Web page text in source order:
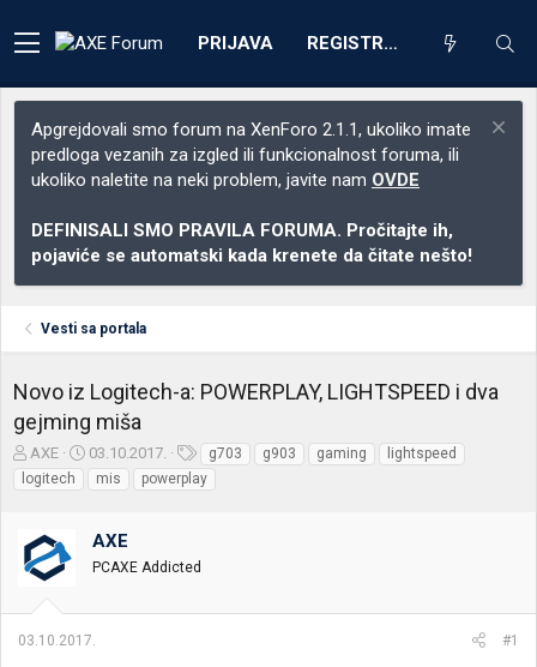
PRIJAVA REGISTRACIJA
Apgrejdovali smo forum na XenForo 2.1.1, ukoliko imate
predloga vezanih za izgled ili funkcionalnost foruma, ili
ukoliko naletite na neki problem, javite nam OVDE
DEFINISALI SMO PRAVILA FORUMA. Pročitajte ih,
pojaviće se automatski kada krenete da čitate nešto!
Vesti sa portala
Novo iz Logitech-a: POWERPLAY, LIGHTSPEED i dva
gejming miša
Z
a
č
t
n
e
AXE
D
a
m
p
e
03.10.2017.
z
n
e
g703 g903 gaming
lightspeed
logitech
mis powerplay
AXE
PCAXE Addicted
03.10.2017. #1